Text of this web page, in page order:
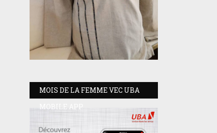
MOIS DE LA FEMME VEC UBA
MOBILE APP